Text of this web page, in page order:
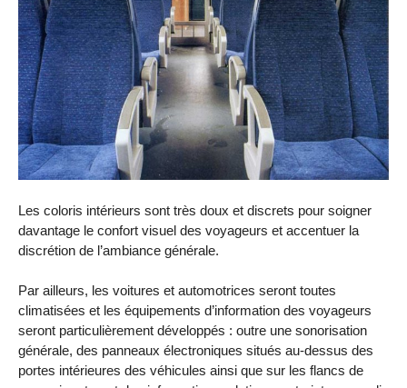
Les coloris intérieurs sont très doux et discrets pour soigner
davantage le confort visuel des voyageurs et accentuer la
discrétion de l’ambiance générale.
Par ailleurs, les voitures et automotrices seront toutes
climatisées et les équipements d’information des voyageurs
seront particulièrement développés : outre une sonorisation
générale, des panneaux électroniques situés au-dessus des
portes intérieures des véhicules ainsi que sur les flancs de